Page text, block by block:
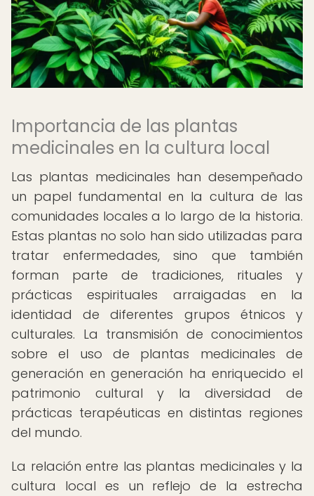
Importancia de las plantas
medicinales en la cultura local
Las plantas medicinales han desempeñado
un papel fundamental en la cultura de las
comunidades locales a lo largo de la historia.
Estas plantas no solo han sido utilizadas para
tratar enfermedades, sino que también
forman parte de tradiciones, rituales y
prácticas espirituales arraigadas en la
identidad de diferentes grupos étnicos y
culturales. La transmisión de conocimientos
sobre el uso de plantas medicinales de
generación en generación ha enriquecido el
patrimonio cultural y la diversidad de
prácticas terapéuticas en distintas regiones
del mundo.
La relación entre las plantas medicinales y la
cultura local es un reflejo de la estrecha